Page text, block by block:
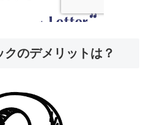
クのデメリットは？